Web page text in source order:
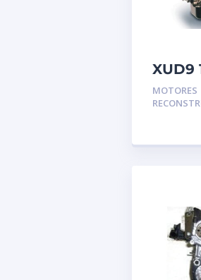
XUD9
Motor
MOTORES